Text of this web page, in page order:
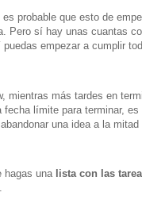
probable que esto de
Pero sí hay unas cuantas
empezar a cumplir
mientras más tardes en
límite para terminar,
una idea a la mitad
hagas una lista con las